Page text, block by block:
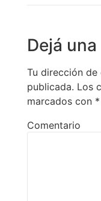
Dejá
Tu dirección
publicada. Los
marcados con *
Comentario